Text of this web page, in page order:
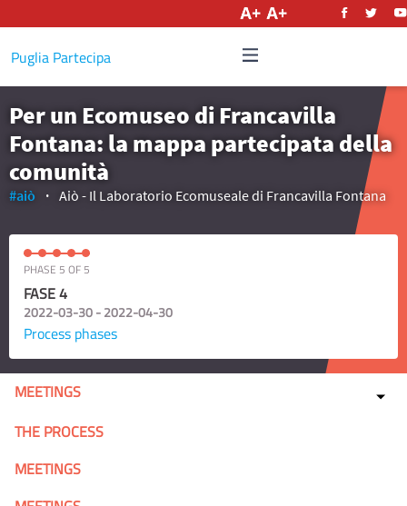
Puglia Partecipa
Per un Ecomuseo di Francavilla
Fontana: la mappa partecipata della
comunità
#aiò Aiò - Il Laboratorio Ecomuseale di Francavilla Fontana
PHASE 5 OF 5
FASE 4
2022-03-30 - 2022-04-30
Process phases
MEETINGS
THE PROCESS
MEETINGS